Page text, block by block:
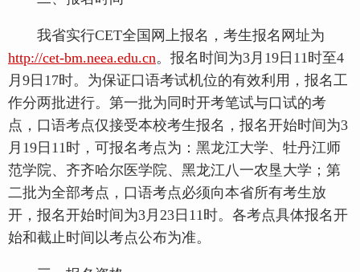
我省实行CET全国网上报名，考生报名网址为
http://cet-bm.neea.edu.cn。报名时间为3月19日11时至4
月9日17时。为保证口语考试机位的有效利用，报名工
作分两批进行。第一批为同时开考笔试与口试的考
点，口语考点仅接受本校考生报名，报名开始时间为3
月19日11时，可报名考点为：黑龙江大学、牡丹江师
范学院、齐齐哈尔医学院、黑龙江八一农垦大学；第
二批为全部考点，口语考点必须向本省所有考生放
开，报名开始时间为3月23日11时。各考点具体报名开
始和截止时间以考点公布为准。